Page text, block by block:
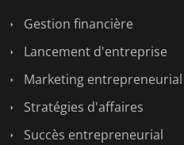
Gestion financière
Lancement d'entreprise
Marketing entrepreneurial
Stratégies d'affaires
Succès entrepreneurial